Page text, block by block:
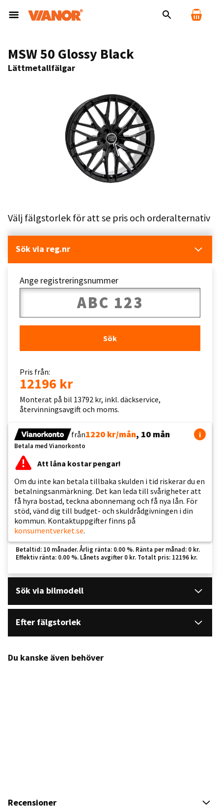
MSW 50 Glossy Black
Lättmetallfälgar
Välj fälgstorlek för att se pris och orderalternativ
Sök via reg.nr
Ange registreringsnummer
Sök
Pris från:
12196 kr
Monterat på bil 13792 kr, inkl. däckservice,
återvinningsavgift och moms.
från1220 kr/mån, 10 mån i
Betala med Vianorkonto
Att låna kostar pengar!
Om du inte kan betala tillbaka skulden i tid riskerar du en
betalningsanmärkning. Det kan leda till svårigheter att
få hyra bostad, teckna abonnemang och få nya lån. För
stöd, vänd dig till budget- och skuldrådgivningen i din
kommun. Kontaktuppgifter finns på
konsumentverket.se.
Betaltid: 10 månader. Årlig ränta: 0.00 %. Ränta per månad: 0 kr.
Effektiv ränta: 0.00 %. Lånets avgifter 0 kr. Totalt pris: 12196 kr.
Sök via bilmodell
Efter fälgstorlek
Du kanske även behöver
Recensioner